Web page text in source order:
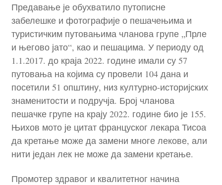
Предавање је обухватило путописне
забелешке и фотографије о пешачењима и
туристичким путовањима чланова групе „Прле
и његово јато“, као и пешацима. У периоду од
1.1.2017. до краја 2022. године имали су 57
путовања на којима су провели 104 дана и
посетили 51 општину, низ културно-историјских
знаменитости и подручја. Број чланова
пешачке групе на крају 2022. године био је 155.
Њихов мото је цитат француског лекара Тисоа
да кретање може да замени многе лекове, али
нити један лек не може да замени кретање.
Промотер здравог и квалитетног начина